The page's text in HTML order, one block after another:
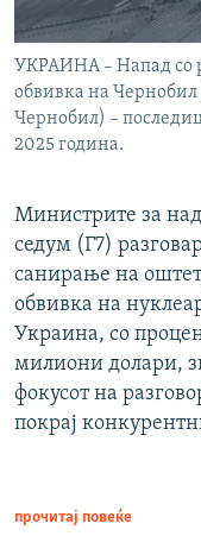
УКРАИНА – Напад со
обвивка на
Чернобил) –
2025 година.
Министрите за
седум (Г7)
санирање на
обвивка на
Украина, со
милиони долари,
фокусот на
покрај
прочитај повеќе